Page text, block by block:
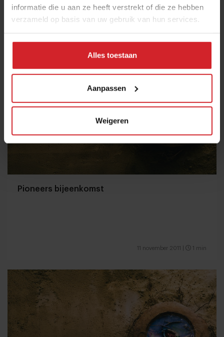
informatie die u aan ze heeft verstrekt of die ze hebben
verzameld op basis van uw gebruik van hun services.
Alles toestaan
Aanpassen
Weigeren
11 november 2011| 1 min
Pioneers bijeenkomst
11 november 2011 1 min